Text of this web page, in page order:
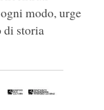
modo, urge
di storia